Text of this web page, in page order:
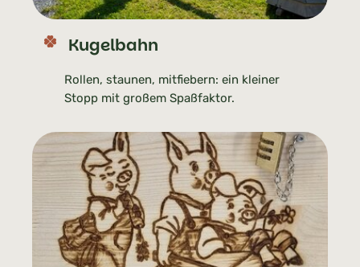
Kugelbahn
Rollen, staunen, mitfiebern: ein kleiner
Stopp mit großem Spaßfaktor.